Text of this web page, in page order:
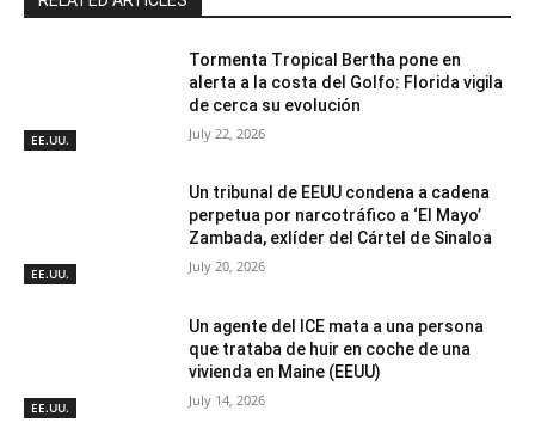
EE.UU.
Tormenta Tropical Bertha pone en
alerta a la costa del Golfo: Florida vigila
de cerca su evolución
July 22, 2026
EE.UU.
Un tribunal de EEUU condena a cadena
perpetua por narcotráfico a ‘El Mayo’
Zambada, exlíder del Cártel de Sinaloa
July 20, 2026
EE.UU.
Un agente del ICE mata a una persona
que trataba de huir en coche de una
vivienda en Maine (EEUU)
July 14, 2026